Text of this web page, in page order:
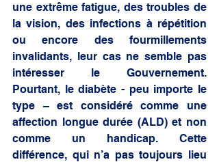
une extrême fatigue, des troubles de
la vision, des infections à répétition
ou encore des fourmillements
invalidants, leur cas ne semble pas
intéresser le Gouvernement.
Pourtant, le diabète - peu importe le
type – est considéré comme une
affection longue durée (ALD) et non
comme un handicap. Cette
différence, qui n’a pas toujours lieu